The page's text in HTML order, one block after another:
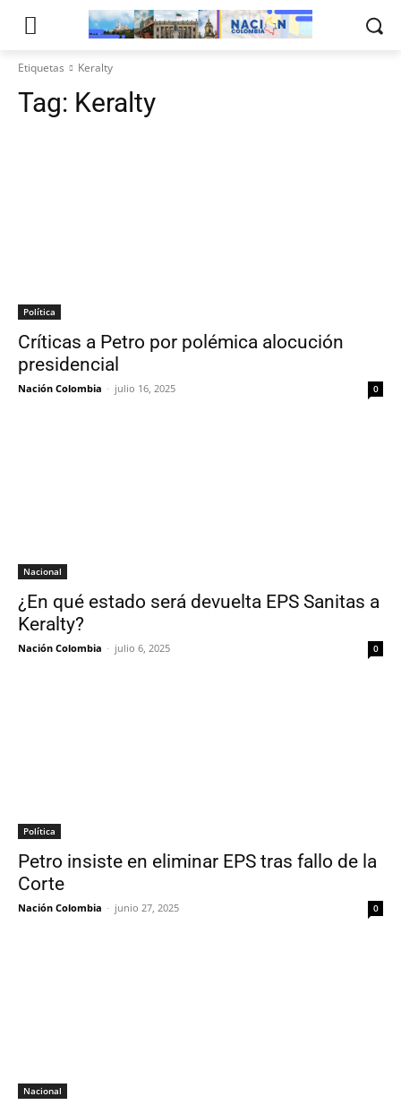
Etiquetas Keralty
Tag: Keralty
Política
Críticas a Petro por polémica alocución
presidencial
Nación Colombia - julio 16, 2025 0
Nacional
¿En qué estado será devuelta EPS Sanitas a
Keralty?
Nación Colombia - julio 6, 2025 0
Política
Petro insiste en eliminar EPS tras fallo de la
Corte
Nación Colombia - junio 27, 2025 0
Nacional